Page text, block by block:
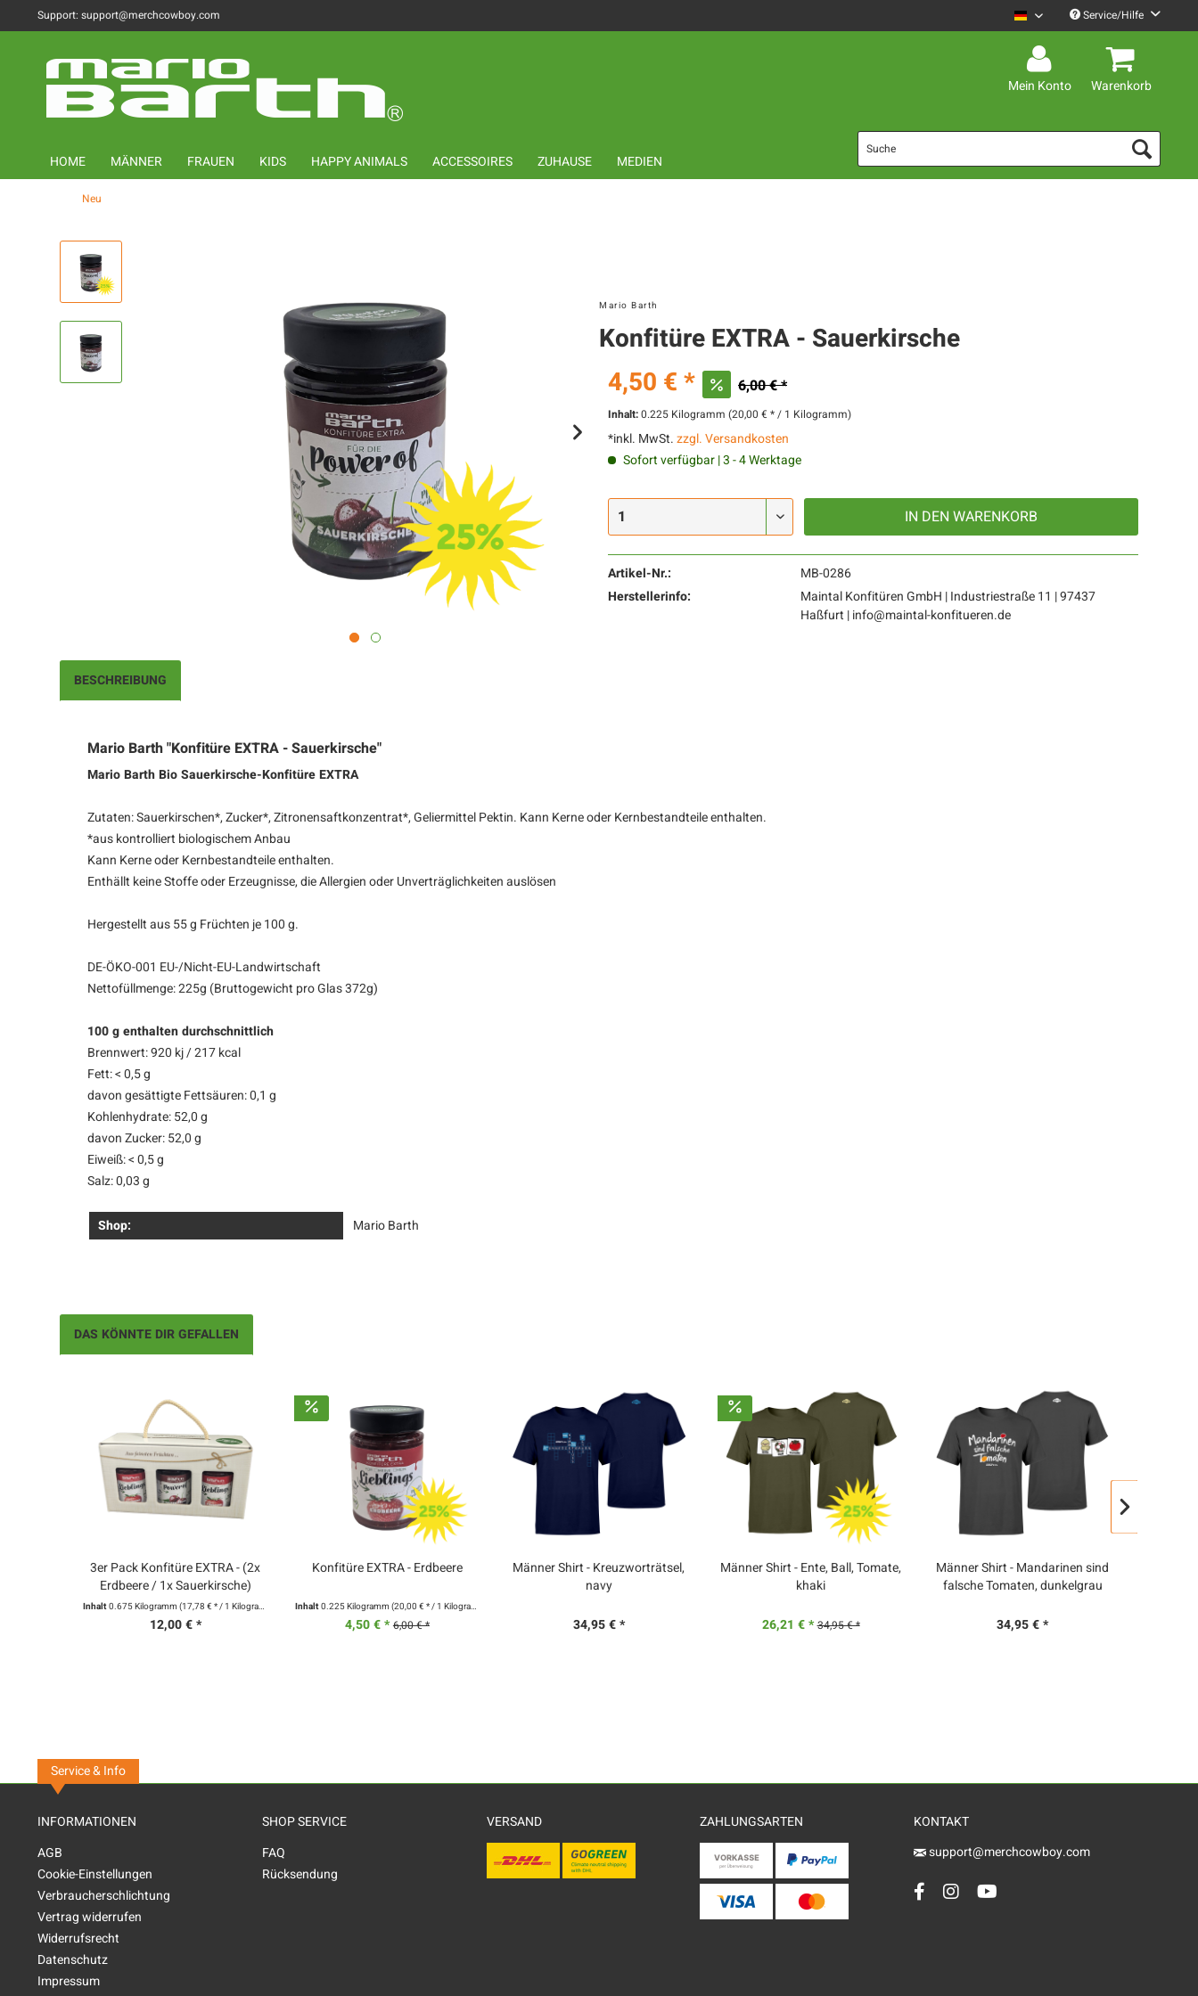
Support: support@merchcowboy.com Mario Barth Deutsch
Service/Hilfe
Mein Konto Warenkorb
HOME MÄNNER FRAUEN KIDS HAPPY ANIMALS ACCESSOIRES ZUHAUSE MEDIEN
Neu
Mario Barth
Konfitüre EXTRA - Sauerkirsche
4,50 € *
6,00 € *
Inhalt:0.225 Kilogramm (20,00 € * / 1 Kilogramm)
*inkl. MwSt.zzgl. Versandkosten
Sofort verfügbar | 3 - 4 Werktage
IN DEN WARENKORB
Artikel-Nr.:
MB-0286
Herstellerinfo:
Maintal Konfitüren GmbH | Industriestraße 11 | 97437
Haßfurt | info@maintal-konfitueren.de
BESCHREIBUNG
Mario Barth "Konfitüre EXTRA - Sauerkirsche"
Mario Barth Bio Sauerkirsche-Konfitüre EXTRA
Zutaten: Sauerkirschen*, Zucker*, Zitronensaftkonzentrat*, Geliermittel Pektin. Kann Kerne oder Kernbestandteile enthalten.
*aus kontrolliert biologischem Anbau
Kann Kerne oder Kernbestandteile enthalten.
Enthällt keine Stoffe oder Erzeugnisse, die Allergien oder Unverträglichkeiten auslösen
Hergestellt aus 55 g Früchten je 100 g.
DE-ÖKO-001 EU-/Nicht-EU-Landwirtschaft
Nettofüllmenge: 225g (Bruttogewicht pro Glas 372g)
100 g enthalten durchschnittlich
Brennwert: 920 kj / 217 kcal
Fett: < 0,5 g
davon gesättigte Fettsäuren: 0,1 g
Kohlenhydrate: 52,0 g
davon Zucker: 52,0 g
Eiweiß: < 0,5 g
Salz: 0,03 g
Shop: Mario Barth
DAS KÖNNTE DIR GEFALLEN
3er Pack Konfitüre EXTRA - (2x
Erdbeere / 1x Sauerkirsche)
Inhalt0.675 Kilogramm (17,78 € * / 1 Kilogramm)
12,00 € *
Konfitüre EXTRA - Erdbeere
Inhalt0.225 Kilogramm (20,00 € * / 1 Kilogramm)
4,50 € * 6,00 € *
Männer Shirt - Kreuzworträtsel,
navy
34,95 € *
Männer Shirt - Ente, Ball, Tomate,
khaki
26,21 € * 34,95 € *
Männer Shirt - Mandarinen sind
falsche Tomaten, dunkelgrau
34,95 € *
Service & Info
INFORMATIONEN
AGB
Cookie-Einstellungen
Verbraucherschlichtung
Vertrag widerrufen
Widerrufsrecht
Datenschutz
Impressum
SHOP SERVICE
FAQ
Rücksendung
VERSAND ZAHLUNGSARTEN
KONTAKT
support@merchcowboy.com